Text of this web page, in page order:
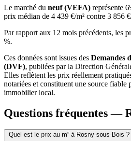
Le marché du neuf (VEFA) représente
prix médian de 4 439 €/m² contre 3 856
Par rapport aux 12 mois précédents, les
%.
Ces données sont issues des Demandes
(DVF), publiées par la Direction
Elles reflètent les prix réellement
notariées et constituent une source fiable
immobilier local.
Questions fréquentes —
Quel est le prix au m² à Rosny-sous-Bois ?